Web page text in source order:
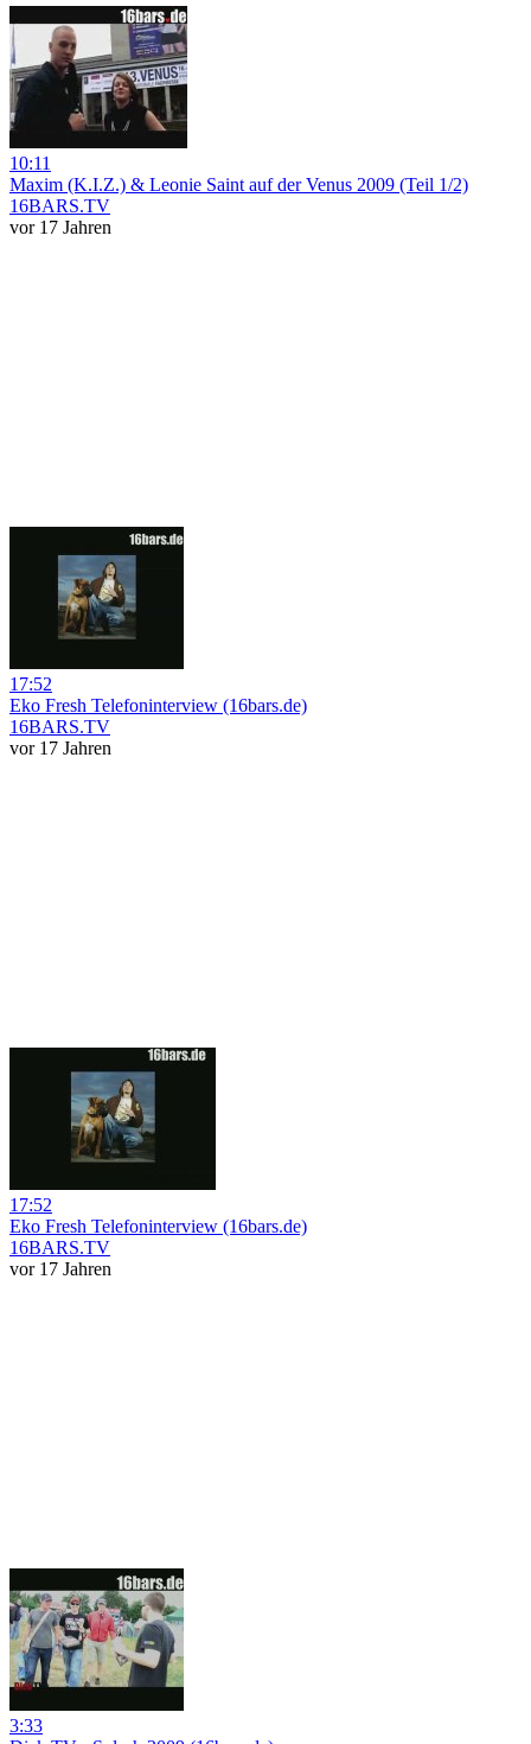
10:11
Maxim (K.I.Z.) & Leonie Saint auf der Venus 2009 (Teil 1/2)
16BARS.TV
vor 17 Jahren
17:52
Eko Fresh Telefoninterview (16bars.de)
16BARS.TV
vor 17 Jahren
17:52
Eko Fresh Telefoninterview (16bars.de)
16BARS.TV
vor 17 Jahren
3:33